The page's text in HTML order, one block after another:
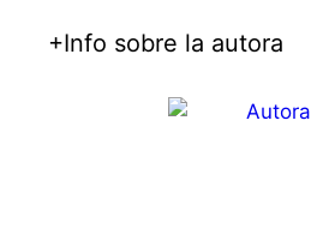
+Info sobre la autora